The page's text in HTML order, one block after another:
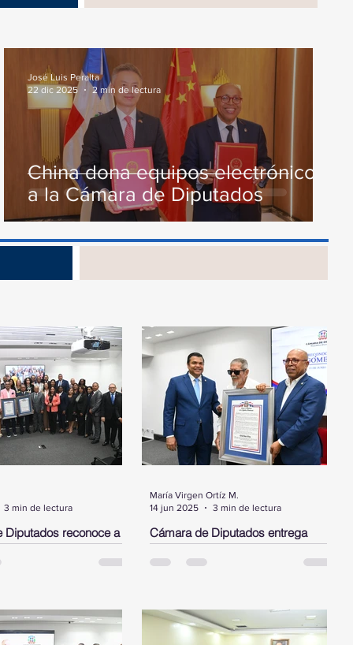
China dona equipos electrónicos
a la Cámara de Diputados
José Luis Peralta
22 dic 2025
2 min de lectura
Diputados reconoce a
a los bomberos del
ejecutivo de JP
este martes tres
de reconocimientos,
resolución a
3 min de lectura
Cámara de Diputados entrega
pergamino de reconocimiento a
Delio Gómez Ochoa
Diputados entregó un pergamino de
reconocimiento como homenaje al
héroe nacional y comandante Delio
María Virgen Ortíz M.
14 jun 2025
3 min de lectura